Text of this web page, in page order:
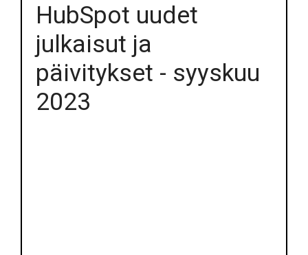
HubSpot uudet
julkaisut ja
päivitykset - syyskuu
2023